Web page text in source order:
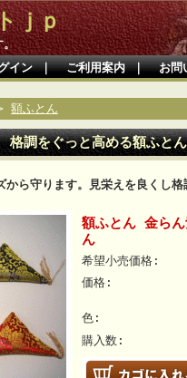
ｊｐ
。
イン｜ ご利用案内｜ お問
額ふとん
調をぐっと高める額ふとん
ら守ります。見栄えを良くし格
額ふとん 金ら
ん
希望小売価格:
価格:
色:
購入数: